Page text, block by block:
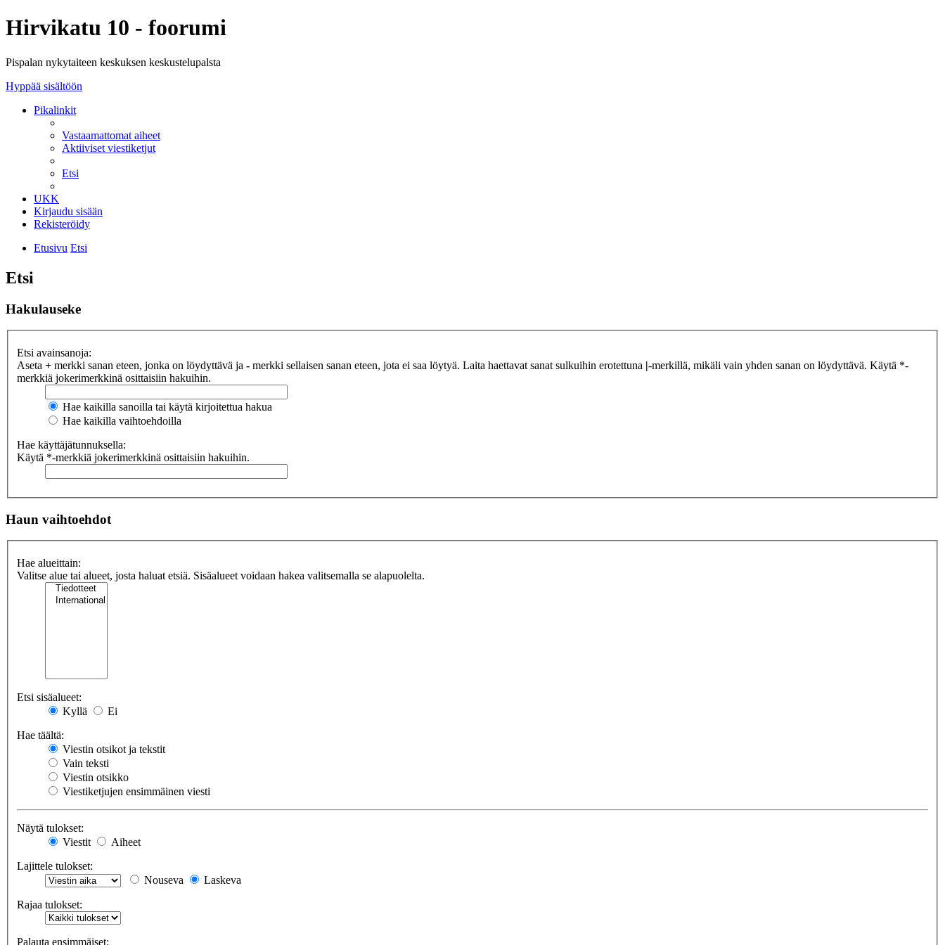
Hirvikatu 10 - foorumi
Pispalan nykytaiteen keskuksen keskustelupalsta
Hyppää sisältöön
Pikalinkit
Vastaamattomat aiheet
Aktiiviset viestiketjut
Etsi
UKK
Kirjaudu sisään
Rekisteröidy
Etusivu Etsi
Etsi
Hakulauseke
Etsi avainsanoja:
Aseta + merkki sanan eteen, jonka on löydyttävä ja - merkki sellaisen sanan eteen, jota ei saa löytyä. Laita haettavat sanat sulkuihin erotettuna |-merkillä, mikäli vain yhden sanan on löydyttävä. Käytä *-
merkkiä jokerimerkkinä osittaisiin hakuihin.
Hae kaikilla sanoilla tai käytä kirjoitettua hakua
Hae kaikilla vaihtoehdoilla
Hae käyttäjätunnuksella:
Käytä *-merkkiä jokerimerkkinä osittaisiin hakuihin.
Haun vaihtoehdot
Hae alueittain:
Valitse alue tai alueet, josta haluat etsiä. Sisäalueet voidaan hakea valitsemalla se alapuolelta.
Etsi sisäalueet:
Kyllä
Ei
Hae täältä:
Viestin otsikot ja tekstit
Vain teksti
Viestin otsikko
Viestiketjujen ensimmäinen viesti
Näytä tulokset:
Viestit
Aiheet
Lajittele tulokset:
Nouseva
Laskeva
Rajaa tulokset:
Palauta ensimmäiset: